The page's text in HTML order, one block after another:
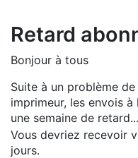
Retard
Bonjour à tous
Suite à un problème
imprimeur, les envois
une semaine de retard...
Vous devriez recevoir
jours.